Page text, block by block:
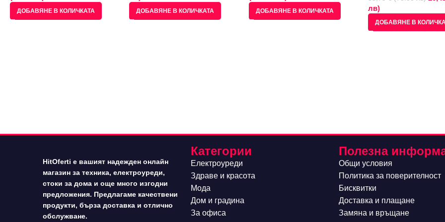
ДОБАВЯНЕ В КОЛИЧКАТА ДОБАВЯНЕ В КОЛИЧКАТА ДОБАВЯНЕ В КОЛИЧКАТА
лв)
ДОБАВЯНЕ В
HitOferti е вашият надежден онлайн
магазин за техника, електроуреди,
стоки за дома и още много изгодни
предложения. Предлагаме качествени
продукти, бърза доставка и отлично
обслужване.
Категории
Електроуреди
Здраве и красота
Мода
Дом и градина
За офиса
Полезна
Общи условия
Политика за поверителност
Бисквитки
Доставка и плащане
Замяна и връщане